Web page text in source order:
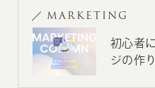
MARKETING
初心者
ジの作